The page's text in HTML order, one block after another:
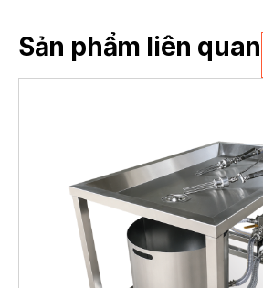
Sản phẩm liên quan